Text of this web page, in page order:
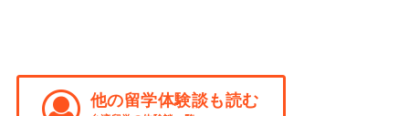
他の留学体験談も読む